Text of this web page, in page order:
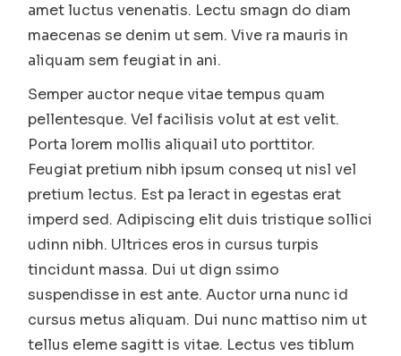
amet luctus venenatis. Lectu smagn do diam
maecenas se denim ut sem. Vive ra mauris in
aliquam sem feugiat in ani.
Semper auctor neque vitae tempus quam
pellentesque. Vel facilisis volut at est velit.
Porta lorem mollis aliquail uto porttitor.
Feugiat pretium nibh ipsum conseq ut nisl vel
pretium lectus. Est pa leract in egestas erat
imperd sed. Adipiscing elit duis tristique sollici
udinn nibh. Ultrices eros in cursus turpis
tincidunt massa. Dui ut dign ssimo
suspendisse in est ante. Auctor urna nunc id
cursus metus aliquam. Dui nunc mattiso nim ut
tellus eleme sagitt is vitae. Lectus ves tiblum